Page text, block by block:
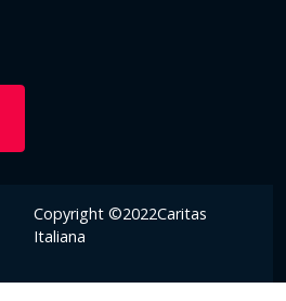
Copyright ©2022Caritas
Italiana